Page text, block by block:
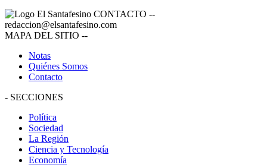
CONTACTO --
redaccion@elsantafesino.com
MAPA DEL SITIO --
Notas
Quiénes Somos
Contacto
- SECCIONES
Política
Sociedad
La Región
Ciencia y Tecnología
Economía